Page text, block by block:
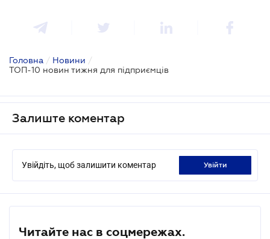
Головна / Новини /
ТОП-10 новин тижня для підприємців
Залиште коментар
Увійдіть, щоб залишити коментар увійти
Читайте нас в соцмережах.